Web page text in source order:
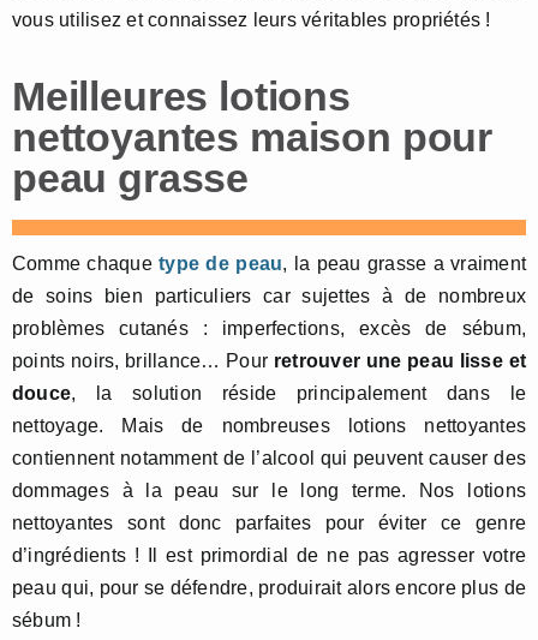
vous utilisez et connaissez leurs véritables propriétés !
Meilleures lotions
nettoyantes maison pour
peau grasse
Comme chaquetype de peau, la peau grasse a vraiment
de soins bien particuliers car sujettes à de nombreux
problèmes cutanés : imperfections, excès de sébum,
points noirs, brillance… Pour retrouver une peau lisse et
douce, la solution réside principalement dans le
nettoyage. Mais de nombreuses lotions nettoyantes
contiennent notamment de l’alcool qui peuvent causer des
dommages à la peau sur le long terme. Nos lotions
nettoyantes sont donc parfaites pour éviter ce genre
d’ingrédients ! Il est primordial de ne pas agresser votre
peau qui, pour se défendre, produirait alors encore plus de
sébum !